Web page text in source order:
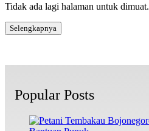
Tidak ada lagi halaman untuk dimuat.
Selengkapnya
Popular Posts